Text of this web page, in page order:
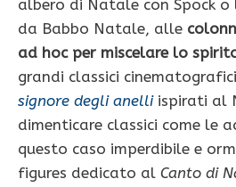
albero di Natale con Spock o
da Babbo Natale, alle
ad hoc per miscelare lo
grandi classici
signore degli anelli ispirati al
dimenticare classici come le
questo caso imperdibile e
figures dedicato al Canto di